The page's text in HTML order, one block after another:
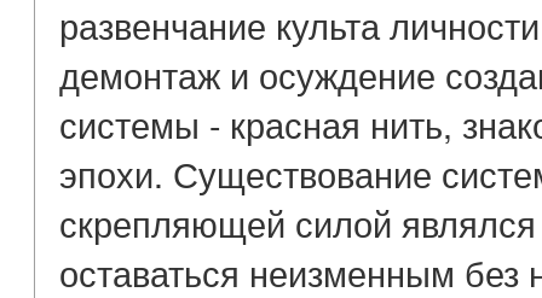
развенчание культа
демонтаж и осуждение
системы - красная нить,
эпохи. Существование
скрепляющей силой
оставаться неизменным без